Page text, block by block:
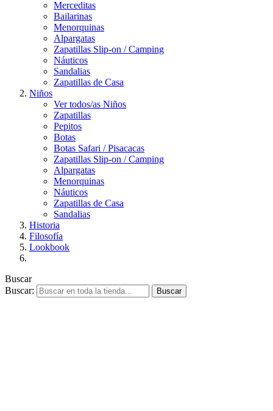
Merceditas
Bailarinas
Menorquinas
Alpargatas
Zapatillas Slip-on / Camping
Náuticos
Sandalias
Zapatillas de Casa
Niños
Ver todos/as Niños
Zapatillas
Pepitos
Botas
Botas Safari / Pisacacas
Zapatillas Slip-on / Camping
Alpargatas
Menorquinas
Náuticos
Zapatillas de Casa
Sandalias
Historia
Filosofía
Lookbook
Buscar
Buscar:
Buscar